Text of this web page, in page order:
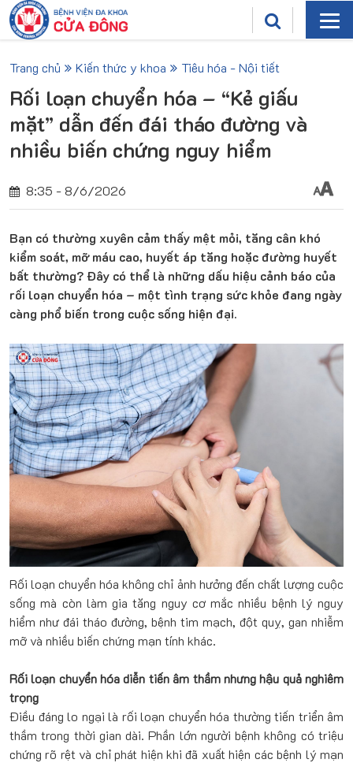
Trang chủ Kiến thức y khoa Tiêu hóa - Nội tiết
Rối loạn chuyển hóa – “Kẻ giấu
mặt” dẫn đến đái tháo đường và
nhiều biến chứng nguy hiểm
8:35 - 8/6/2026
Bạn có thường xuyên cảm thấy mệt mỏi, tăng cân khó
kiểm soát, mỡ máu cao, huyết áp tăng hoặc đường huyết
bất thường? Đây có thể là những dấu hiệu cảnh báo của
rối loạn chuyển hóa – một tình trạng sức khỏe đang ngày
càng phổ biến trong cuộc sống hiện đại.
Rối loạn chuyển hóa không chỉ ảnh hưởng đến chất lượng cuộc
sống mà còn làm gia tăng nguy cơ mắc nhiều bệnh lý nguy
hiểm như đái tháo đường, bệnh tim mạch, đột quỵ, gan nhiễm
mỡ và nhiều biến chứng mạn tính khác.
Rối loạn chuyển hóa diễn tiến âm thầm nhưng hậu quả nghiêm
trọng
Điều đáng lo ngại là rối loạn chuyển hóa thường tiến triển âm
thầm trong thời gian dài. Phần lớn người bệnh không có triệu
chứng rõ rệt và chỉ phát hiện khi đã xuất hiện các bệnh lý mạn